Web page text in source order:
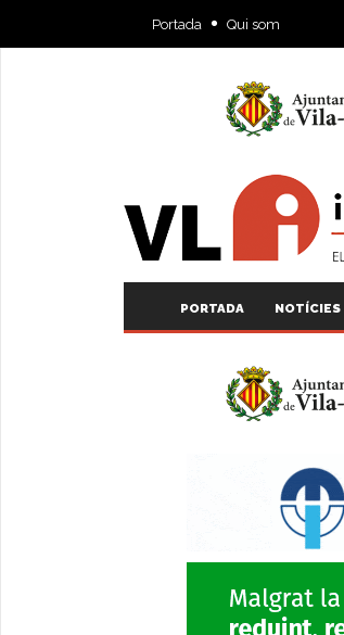
Portada Qui som
PORTADA NOTÍCIES